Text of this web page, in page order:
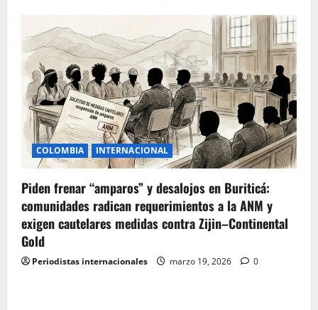
COLOMBIA INTERNACIONAL
Piden frenar “amparos” y desalojos en Buriticá:
comunidades radican requerimientos a la ANM y
exigen cautelares medidas contra Zijin–Continental
Gold
Periodistas internacionales marzo 19, 2026 0